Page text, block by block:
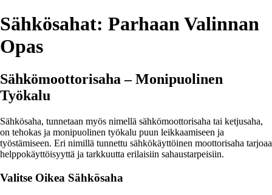
Sähkösahat: Parhaan Valinnan
Opas
Sähkömoottorisaha – Monipuolinen
Työkalu
Sähkösaha, tunnetaan myös nimellä sähkömoottorisaha tai ketjusaha,
on tehokas ja monipuolinen työkalu puun leikkaamiseen ja
työstämiseen. Eri nimillä tunnettu sähkökäyttöinen moottorisaha tarjoaa
helppokäyttöisyyttä ja tarkkuutta erilaisiin sahaustarpeisiin.
Valitse Oikea Sähkösaha